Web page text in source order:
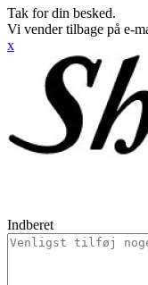
Tak for din besked.
Vi vender tilbage på e-
x
Indberet